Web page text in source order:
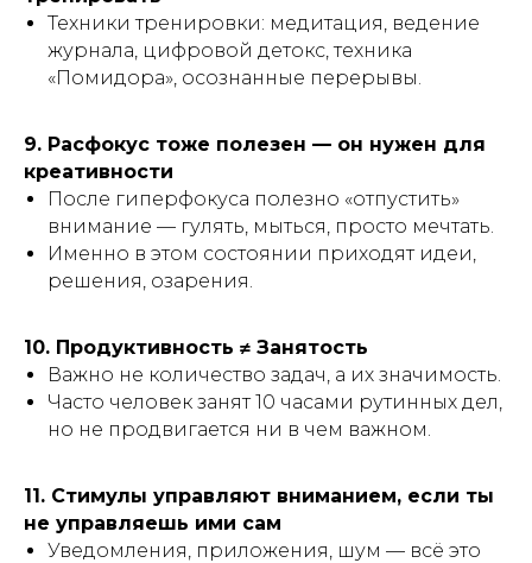
Техники тренировки: медитация, ведение
журнала, цифровой детокс, техника
«Помидора», осознанные перерывы.
9. Расфокус тоже полезен — он нужен для
креативности
После гиперфокуса полезно «отпустить»
внимание — гулять, мыться, просто мечтать.
Именно в этом состоянии приходят идеи,
решения, озарения.
10. Продуктивность ≠ Занятость
Важно не количество задач, а их значимость.
Часто человек занят 10 часами рутинных дел,
но не продвигается ни в чем важном.
11. Стимулы управляют вниманием, если ты
не управляешь ими сам
Уведомления, приложения, шум — всё это